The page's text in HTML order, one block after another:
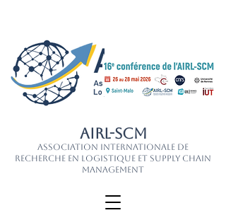
AIRL-SCM
Association Internationale de
Recherche en Logistique et Supply Chain
Management